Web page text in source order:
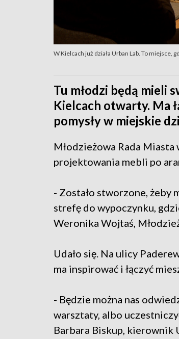
W Kielcach już działa Urban Lab. To miejsce,
Tu młodzi będą mieli
Kielcach otwarty. Ma
pomysły w miejskie
Młodzieżowa Rada Miasta
projektowania mebli po
- Zostało stworzone, żeby
strefę do wypoczynku,
Weronika Wojtaś,
Udało się. Na ulicy
ma inspirować i łączyć
- Będzie można nas
warsztaty, albo
Barbara Biskup, kierownik